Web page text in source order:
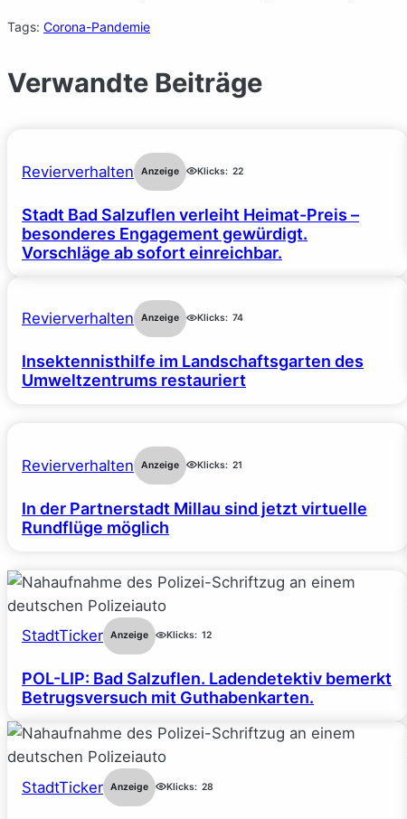
Tags: Corona-Pandemie
Verwandte Beiträge
Revierverhalten Anzeige Klicks: 22
Stadt Bad Salzuflen verleiht Heimat-Preis –
besonderes Engagement gewürdigt.
Vorschläge ab sofort einreichbar.
Revierverhalten Anzeige Klicks: 74
Insektennisthilfe im Landschaftsgarten des
Umweltzentrums restauriert
Revierverhalten Anzeige Klicks: 21
In der Partnerstadt Millau sind jetzt virtuelle
Rundflüge möglich
StadtTicker Anzeige Klicks: 12
POL-LIP: Bad Salzuflen. Ladendetektiv bemerkt
Betrugsversuch mit Guthabenkarten.
StadtTicker Anzeige Klicks: 28